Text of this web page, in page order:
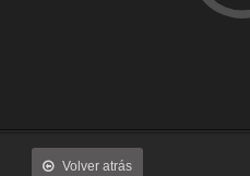
Volver atrás